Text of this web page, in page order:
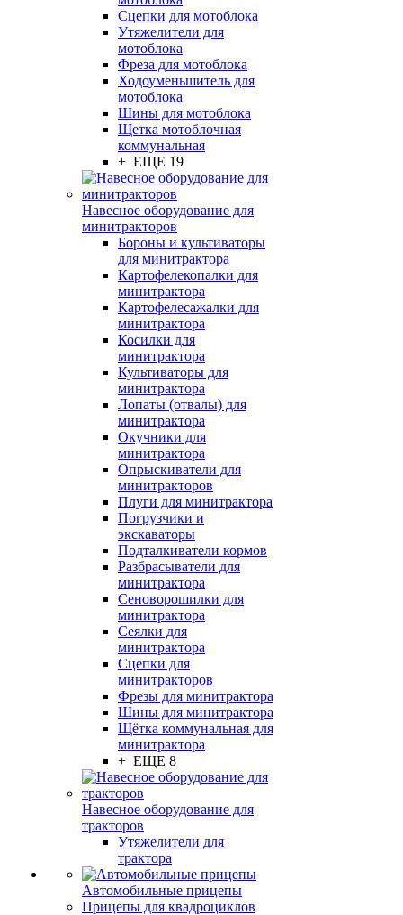
Сцепки для мотоблока
Утяжелители для
мотоблока
Фреза для мотоблока
Ходоуменьшитель для
мотоблока
Шины для мотоблока
Щетка мотоблочная
коммунальная
+ ЕЩЕ 19
Навесное оборудование для
минитракторов
Бороны и культиваторы
для минитрактора
Картофелекопалки для
минитрактора
Картофелесажалки для
минитрактора
Косилки для
минитрактора
Культиваторы для
минитрактора
Лопаты (отвалы) для
минитрактора
Окучники для
минитрактора
Опрыскиватели для
минитракторов
Плуги для минитрактора
Погрузчики и
экскаваторы
Подталкиватели кормов
Разбрасыватели для
минитрактора
Сеноворошилки для
минитрактора
Сеялки для
минитрактора
Сцепки для
минитракторов
Фрезы для минитрактора
Шины для минитрактора
Щётка коммунальная для
минитрактора
+ ЕЩЕ 8
Навесное оборудование для
тракторов
Утяжелители для
трактора
Автомобильные прицепы
Прицепы для квадроциклов